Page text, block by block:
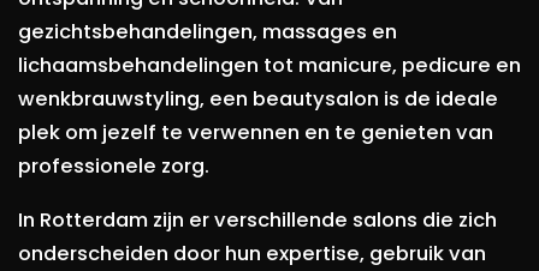
gezichtsbehandelingen, massages en
lichaamsbehandelingen tot manicure, pedicure en
wenkbrauwstyling, een beautysalon is de ideale
plek om jezelf te verwennen en te genieten van
professionele zorg.
In Rotterdam zijn er verschillende salons die zich
onderscheiden door hun expertise, gebruik van